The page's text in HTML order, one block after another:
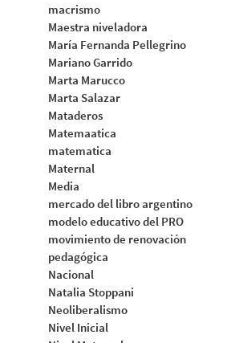
macrismo
Maestra niveladora
María Fernanda Pellegrino
Mariano Garrido
Marta Marucco
Marta Salazar
Mataderos
Matemaatica
matematica
Maternal
Media
mercado del libro argentino
modelo educativo del PRO
movimiento de renovación
pedagógica
Nacional
Natalia Stoppani
Neoliberalismo
Nivel Inicial